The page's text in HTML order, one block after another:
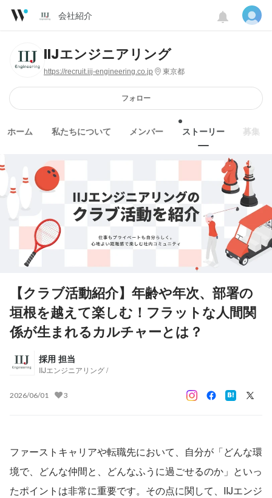
会社紹介
IIJエンジニアリング
https://recruit.iij-engineering.co.jp 東京都
フォロー
ホーム 私たちについて メンバー ストーリー 募集
【クラブ活動紹介】年齢や年次、部署の
垣根を越えて楽しむ！フラットな人間関
係が生まれるカルチャーとは？
採用 担当
IIJエンジニアリング /
2026/06/01 3
ファーストキャリアや転職先において、自分が「どんな環
境で、どんな仲間と、どんなふうに過ごせるのか」といっ
たポイントは非常に重要です。その点に関して、IIJエンジ